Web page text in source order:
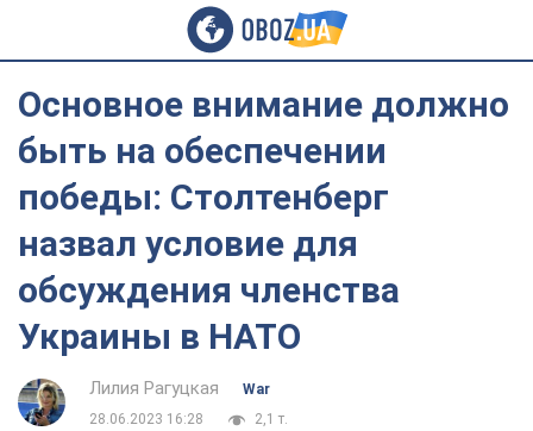
Основное внимание должно
быть на обеспечении
победы: Столтенберг
назвал условие для
обсуждения членства
Украины в НАТО
Лилия Рагуцкая
War
28.06.2023 16:28
2,1 т.